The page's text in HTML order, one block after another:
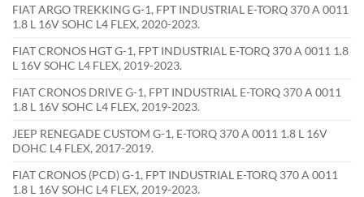
FIAT ARGO TREKKING G-1, FPT INDUSTRIAL E-TORQ 370 A 0011
1.8 L 16V SOHC L4 FLEX, 2020-2023.
FIAT CRONOS HGT G-1, FPT INDUSTRIAL E-TORQ 370 A 0011 1.8
L 16V SOHC L4 FLEX, 2019-2023.
FIAT CRONOS DRIVE G-1, FPT INDUSTRIAL E-TORQ 370 A 0011
1.8 L 16V SOHC L4 FLEX, 2019-2023.
JEEP RENEGADE CUSTOM G-1, E-TORQ 370 A 0011 1.8 L 16V
DOHC L4 FLEX, 2017-2019.
FIAT CRONOS (PCD) G-1, FPT INDUSTRIAL E-TORQ 370 A 0011
1.8 L 16V SOHC L4 FLEX, 2019-2023.